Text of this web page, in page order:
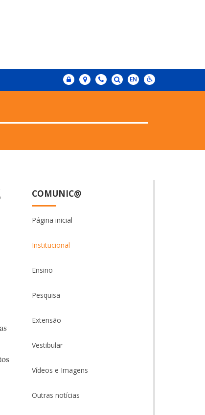
COMUNIC@
Página inicial
Institucional
Ensino
Pesquisa
Extensão
Vestibular
Vídeos e Imagens
Outras notícias